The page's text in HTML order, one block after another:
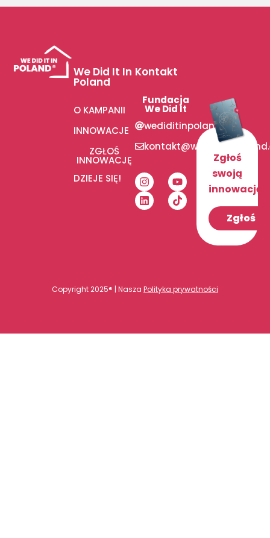
We Did It In
Poland
O KAMPANII
INNOWACJE
ZGŁOŚ
INNOWACJĘ
DZIEJE SIĘ!
Kontakt
Fundacja
We Did It
wediditinpoland
Zgłoś
swoją
innowację!
Zgłoś
Copyright 2025® | Nasza Polityka prywatności